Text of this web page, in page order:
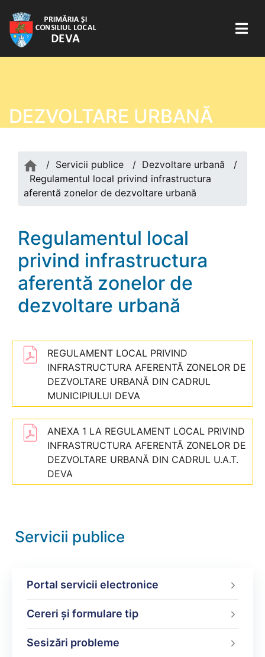
DEZVOLTARE URBANĂ
/ Servicii publice / Dezvoltare urbană
/
Regulamentul local privind infrastructura
aferentă zonelor de dezvoltare urbană
Regulamentul local
privind infrastructura
aferentă zonelor de
dezvoltare urbană
REGULAMENT LOCAL PRIVIND
INFRASTRUCTURA AFERENTĂ ZONELOR DE
DEZVOLTARE URBANĂ DIN CADRUL
MUNICIPIULUI DEVA
ANEXA 1 LA REGULAMENT LOCAL PRIVIND
INFRASTRUCTURA AFERENTĂ ZONELOR DE
DEZVOLTARE URBANĂ DIN CADRUL U.A.T.
DEVA
Servicii publice
Portal servicii electronice
Cereri și formulare tip
Sesizări probleme